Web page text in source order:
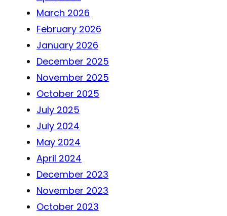
March 2026
February 2026
January 2026
December 2025
November 2025
October 2025
July 2025
July 2024
May 2024
April 2024
December 2023
November 2023
October 2023